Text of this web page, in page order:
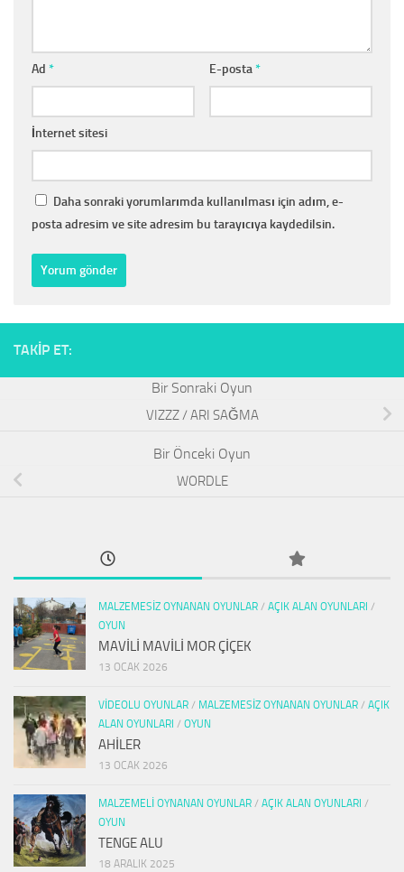
Ad * E-posta*
İnternet sitesi
Daha sonraki yorumlarımda kullanılması için adım, e-
posta adresim ve site adresim bu tarayıcıya kaydedilsin.
TAKIP ET:
VIZZZ / ARI SAĞMA
WORDLE
MALZEMESIZ OYNANAN OYUNLAR / AÇIK ALAN OYUNLARI /
OYUN
MAVİLİ MAVİLİ MOR ÇİÇEK
13 OCAK 2026
VIDEOLU OYUNLAR / MALZEMESIZ OYNANAN OYUNLAR / AÇIK
ALAN OYUNLARI / OYUN
AHİLER
13 OCAK 2026
MALZEMELI OYNANAN OYUNLAR / AÇIK ALAN OYUNLARI /
OYUN
TENGE ALU
18 ARALIK 2025